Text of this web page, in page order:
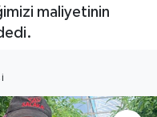
maliyetinin